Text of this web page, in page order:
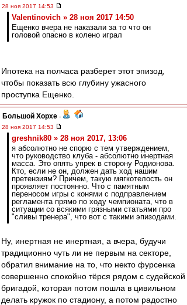
28 ноя 2017 14:53
Valentinovich » 28 ноя 2017 14:50
Ещенко вчера не наказали за то что он
головой опасно в колено играл
Ипотека на полчаса разберет этот эпизод,
чтобы показать всю глубину ужасного
проступка Ещенко.
Большой Хорхе -
28 ноя 2017 14:53
greshnik80 » 28 ноя 2017, 13:06
я абсолютно не спорю с тем утверждением,
что руководство клуба - абсолютно инертная
масса. Это опять упрек в сторону Родионова.
Кто, если не он, должен дать ход нашим
претензиям? Причем, такую мягкотелость он
проявляет постоянно. Что с памятным
переносом игры с конями с подправлением
регламента прямо по ходу чемпионата, что в
ситуации со всякими грязными статьями про
"сливы тренера", что вот с такими эпизодами.
Ну, инертная не инертная, а вчера, будучи
традиционно чуть ли не первым на секторе,
обратил внимание на то, что некто фурсенка
совершенно спокойно тёрся рядом с судейской
бригадой, которая потом пошла в цивильном
делать кружок по стадиону, а потом радостно